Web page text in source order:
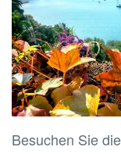
Besuchen Sie